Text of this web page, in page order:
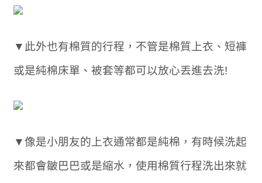
▼此外也有棉質的行程，不管是棉質上衣、短褲
或是純棉床單、被套等都可以放心丟進去洗!
▼像是小朋友的上衣通常都是純棉，有時候洗起
來都會皺巴巴或是縮水，使用棉質行程洗出來就